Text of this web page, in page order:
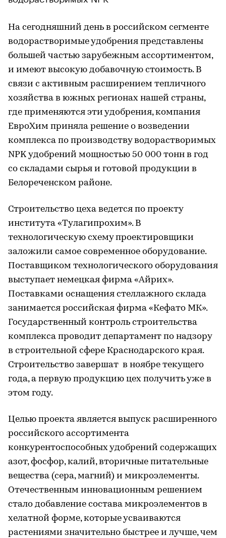
На сегодняшний день в российском сегменте
водорастворимые удобрения представлены
большей частью зарубежным ассортиментом,
и имеют высокую добавочную стоимость. В
связи с активным расширением тепличного
хозяйства в южных регионах нашей страны,
где применяются эти удобрения, компания
ЕвроХим приняла решение о возведении
комплекса по производству водорастворимых
NPK удобрений мощностью 50 000 тонн в год
со складами сырья и готовой продукции в
Белореченском районе.
Строительство цеха ведется по проекту
института «Тулагипрохим». В
технологическую схему проектировщики
заложили самое современное оборудование.
Поставщиком технологического оборудования
выступает немецкая фирма «Айрих».
Поставками оснащения стеллажного склада
занимается российская фирма «Кефато МК».
Государственный контроль строительства
комплекса проводит департамент по надзору
в строительной сфере Краснодарского края.
Строительство завершат в ноябре текущего
года, а первую продукцию цех получить уже в
этом году.
Целью проекта является выпуск расширенного
российского ассортимента
конкурентоспособных удобрений содержащих
азот, фосфор, калий, вторичные питательные
вещества (сера, магний) и микроэлементы.
Отечественным инновационным решением
стало добавление состава микроэлементов в
хелатной форме, которые усваиваются
растениями значительно быстрее и лучше, чем